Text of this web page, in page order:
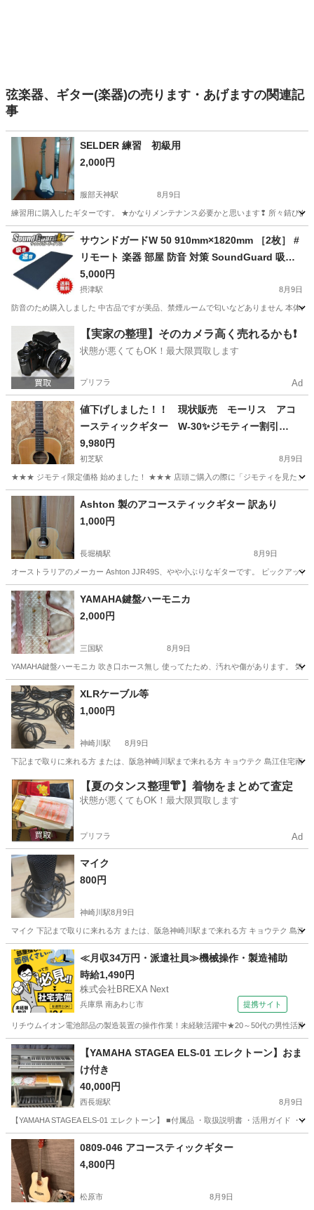
弦楽器、ギター(楽器)の売ります・あげますの関連記
事
SELDER 練習 初級用
2,000円
服部天神駅 8月9日
練習用に購入したギターです。 ★かなりメンテナンス必要かと思います❢ 所々錆びあ
大阪 豊中市 服部天神駅 弦楽器、ギター
サウンドガードW 50 910mm×1820mm ［2枚］ #
リモート 楽器 部屋 防音 対策 SoundGuard 吸音
遮音 DIY 壁
5,000円
摂津駅 8月9日
防音のため購入しました 中古品ですが美品、禁煙ルームで匂いなどありません 本体
摂津駅 アクセサリー
【実家の整理】そのカメラ高く売れるかも❗️
状態が悪くてもOK！最大限買取します
プリフラ Ad
値下げしました！！ 現状販売 モーリス アコ
ースティックギター W-30✨️ジモティー割引
✨️【ジャングルジャングル堺初芝店】 堺市
（東区 西区 北区 南区 堺区 美原区）高石
市 泉大津市 忠岡町 和泉市 松原市 大阪狭
山市
9,980円
初芝駅 8月9日
★★★ ジモティ限定価格 始めました！ ★★★ 店頭ご購入の際に「ジモティを見た」と
大阪 堺市 弦楽器、ギター
Ashton 製のアコースティックギター 訳あり
1,000円
長堀橋駅 8月9日
オーストラリアのメーカー Ashton JJR49S、やや小ぶりなギターです。 ピックアッ
大阪 大阪市 弦楽器、ギター
YAMAHA鍵盤ハーモニカ
2,000円
三国駅 8月9日
YAMAHA鍵盤ハーモニカ 吹き口ホース無し 使ってたため、汚れや傷があります。 気
大阪 大阪市 三国駅 管楽器、笛、ハーモニカ
XLRケーブル等
1,000円
神崎川駅 8月9日
下記まで取りに来れる方 または、阪急神崎川駅まで来れる方 キョウテク 島江住宅南
大阪 大阪市 神崎川駅 その他
【夏のタンス整理👘】着物をまとめて査定
状態が悪くてもOK！最大限買取します
プリフラ Ad
マイク
800円
神崎川駅8月9日
マイク 下記まで取りに来れる方 または、阪急神崎川駅まで来れる方 キョウテク 島江
大阪 大阪市 神崎川駅 その他
≪月収34万円・派遣社員≫機械操作・製造補助
時給1,490円
株式会社BREXA Next
兵庫県 南あわじ市 提携サイト
リチウムイオン電池部品の製造装置の操作作業！未経験活躍中★20～50代の男性活
兵庫 南あわじ市【YAMAHA STAGEA ELS-01 エレクトーン】おま
け付き
40,000円
西長堀駅 8月9日
【YAMAHA STAGEA ELS-01 エレクトーン】 ■付属品 ・取扱説明書 ・活用ガイド
大阪 大阪市
0809-046 アコースティックギター
4,800円
松原市 8月9日